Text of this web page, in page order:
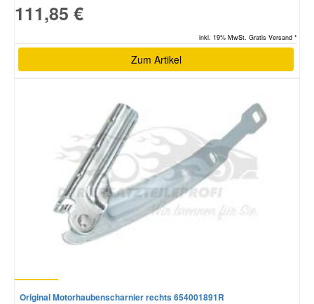
111,85 €
inkl. 19% MwSt. Gratis Versand *
Zum Artikel
Original Motorhaubenscharnier rechts 654001891R